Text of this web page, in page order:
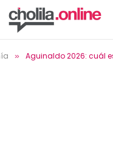
» Aguinaldo 2026: cuál es la fecha límite para